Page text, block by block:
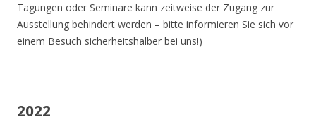
Tagungen oder Seminare kann zeitweise der Zugang zur
Ausstellung behindert werden – bitte informieren Sie sich vor
einem Besuch sicherheitshalber bei uns!)
2022